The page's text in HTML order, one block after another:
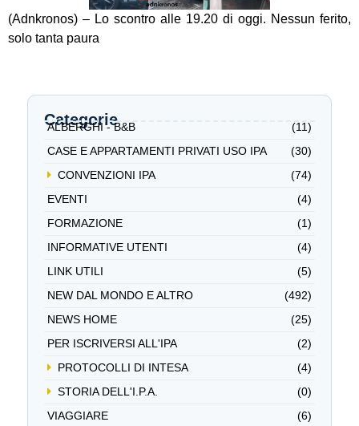
(Adnkronos) – Lo scontro alle 19.20 di oggi. Nessun ferito,
solo tanta paura
Categorie
ALBERGHI - B&B
(11)
CASE E APPARTAMENTI PRIVATI USO IPA
(30)
CONVENZIONI IPA
(74)
EVENTI
(4)
FORMAZIONE
(1)
INFORMATIVE UTENTI
(4)
LINK UTILI
(5)
NEW DAL MONDO E ALTRO
(492)
NEWS HOME
(25)
PER ISCRIVERSI ALL'IPA
(2)
PROTOCOLLI DI INTESA
(4)
STORIA DELL'I.P.A.
(0)
VIAGGIARE
(6)